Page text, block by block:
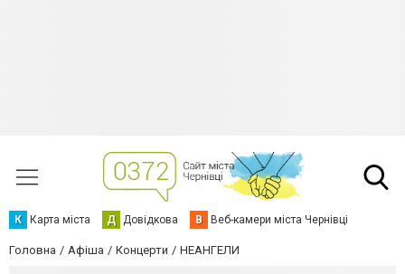
К Карта міста Д Довідкова В Веб-камери міста Чернівці
Головна Афіша Концерти НЕАНГЕЛИ